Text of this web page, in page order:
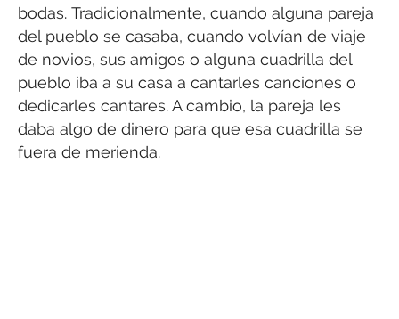
bodas. Tradicionalmente, cuando alguna pareja
del pueblo se casaba, cuando volvían de viaje
de novios, sus amigos o alguna cuadrilla del
pueblo iba a su casa a cantarles canciones o
dedicarles cantares. A cambio, la pareja les
daba algo de dinero para que esa cuadrilla se
fuera de merienda.